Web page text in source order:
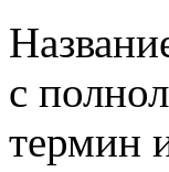
с
термин